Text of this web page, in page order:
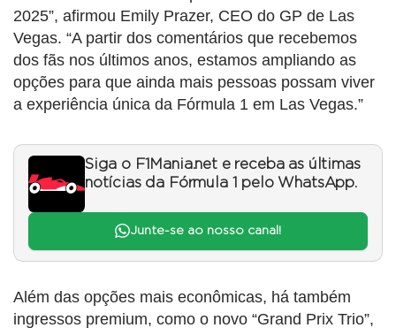
2025”, afirmou Emily Prazer, CEO do GP de Las
Vegas. “A partir dos comentários que recebemos
dos fãs nos últimos anos, estamos ampliando as
opções para que ainda mais pessoas possam viver
a experiência única da Fórmula 1 em Las Vegas.”
Siga o F1Mania.net e receba as últimas
notícias da Fórmula 1 pelo WhatsApp.
Junte-se ao nosso canal!
Além das opções mais econômicas, há também
ingressos premium, como o novo “Grand Prix Trio”,